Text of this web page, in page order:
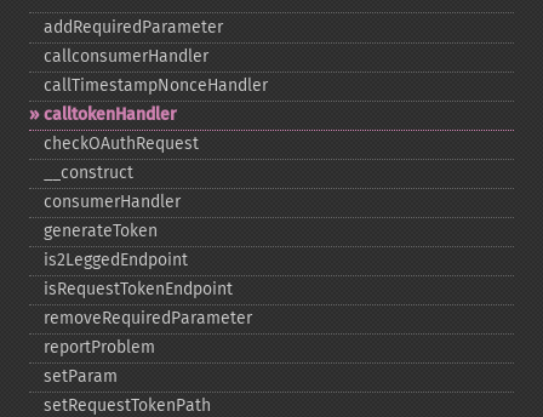
addRequiredParameter
callconsumerHandler
callTimestampNonceHandler
calltokenHandler
checkOAuthRequest
_​_​construct
consumerHandler
generateToken
is2LeggedEndpoint
isRequestTokenEndpoint
removeRequiredParameter
reportProblem
setParam
setRequestTokenPath